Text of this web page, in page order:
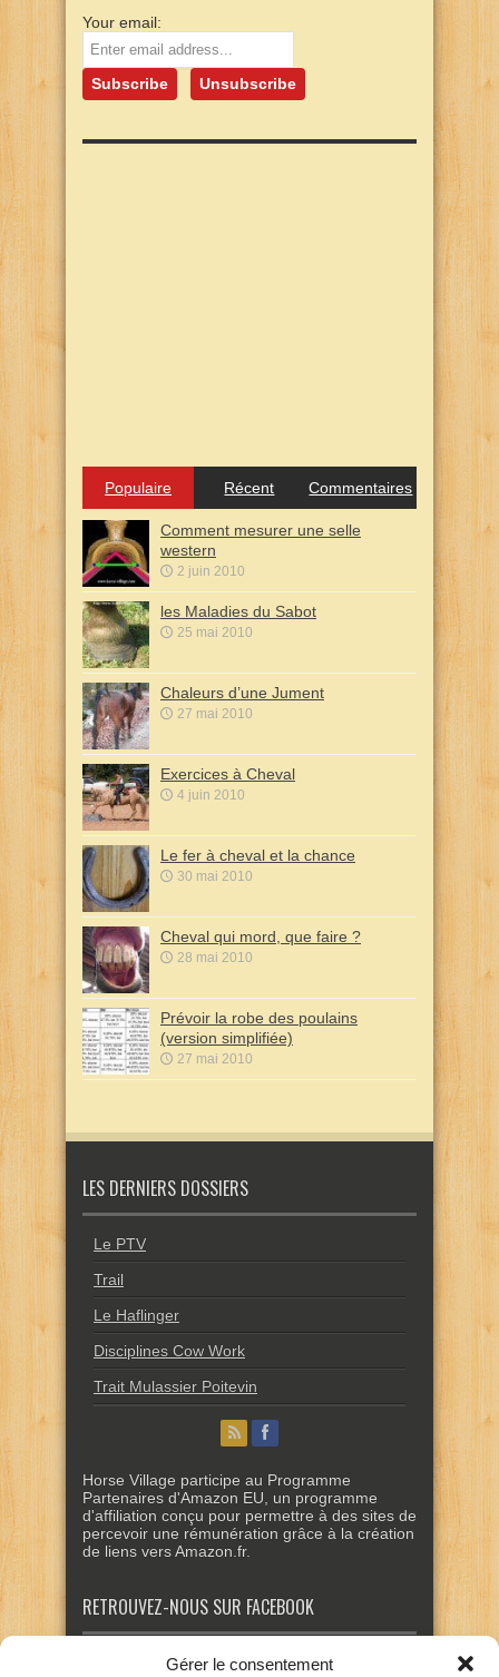
Gérer le consentement
Your email:
Populaire Récent Commentaires
Comment mesurer une selle
western
2 juin 2010
les Maladies du Sabot
25 mai 2010
Chaleurs d’une Jument
27 mai 2010
Exercices à Cheval
4 juin 2010
Le fer à cheval et la chance
30 mai 2010
Cheval qui mord, que faire ?
28 mai 2010
Prévoir la robe des poulains
(version simplifiée)
27 mai 2010
LES DERNIERS DOSSIERS
Le PTV
Trail
Le Haflinger
Disciplines Cow Work
Trait Mulassier Poitevin
Horse Village participe au Programme
Partenaires d'Amazon EU, un programme
d'affiliation conçu pour permettre à des sites de
percevoir une rémunération grâce à la création
de liens vers Amazon.fr.
RETROUVEZ-NOUS SUR FACEBOOK